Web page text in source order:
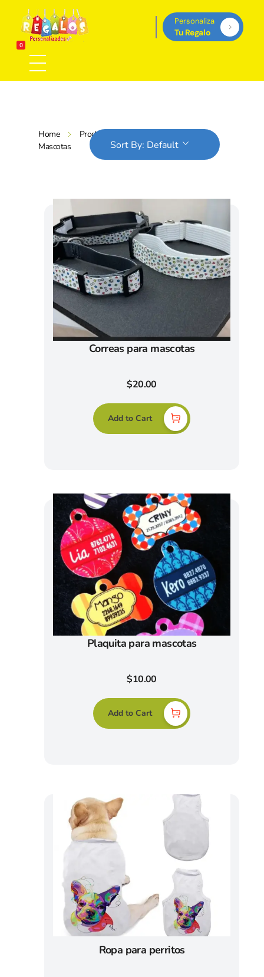
Tienda de regalos personalizados en Panama, perfectos para cada ocasión.
Personaliza
Tu Regalo
0
Home
Products
Mascotas
Tienda
Sort By: Default
Correas para mascotas
$20.00
Add to Cart
Plaquita para mascotas
$10.00
Add to Cart
Ropa para perritos